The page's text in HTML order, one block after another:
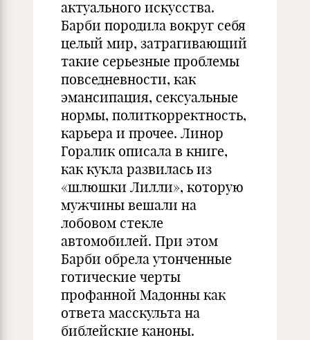
актуального искусства.
Барби породила вокруг себя
целый мир, затрагивающий
такие серьезные проблемы
повседневности, как
эмансипация, сексуальные
нормы, политкорректность,
карьера и прочее. Линор
Горалик описала в книге,
как кукла развилась из
«шлюшки Лилли», которую
мужчины вешали на
лобовом стекле
автомобилей. При этом
Барби обрела утонченные
готические черты
профанной Мадонны как
ответа масскульта на
библейские каноны.